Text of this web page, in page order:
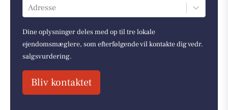
Adresse
Dine oplysninger deles med op til tre lokale
ejendomsmæglere, som efterfølgende vil kontakte dig vedr.
salgsvurdering.
Bliv kontaktet